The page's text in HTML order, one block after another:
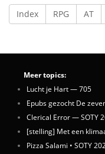
Index RPG AT
Meer topics:
Lucht je Hart — 705
Epubs gezocht De
Clerical Error — SOTY
[stelling] Met een
Pizza Salami • SOTY